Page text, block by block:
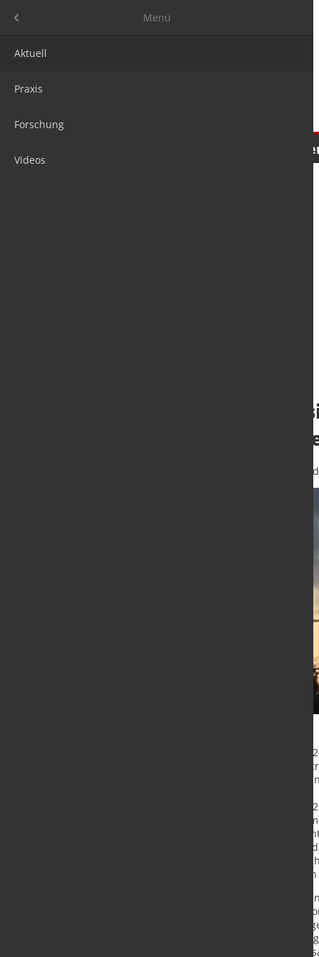
Weltweite
Prozent auf
von Hubert
Die globalen energiebedingten
Trockenheit die Wasserkraft
2022, da Technologien wie Solar-
Die globalen energiebedingten
Vorjahr, obwohl sich das
neue Analyse der IEA zeigt. Der
Kernenergie und Elektroautos
Brennstoffe zurückgreifen muss.
Anstieg der CO2-Emissionen in
Im Jahr 2023 stiegen die
einem Anstieg von 490 Millionen
37,4 Milliarden Tonnen. Ein
Trockenheit - in China, den
ist für mehr als 40 % des
Menü
Aktuell
Praxis
Forschung
Videos